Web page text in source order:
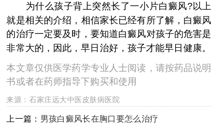
为什么孩子背上突然长了一小片白癜风?以上
就是相关的介绍，相信家长已经有所了解，白癜风
的治疗一定要及时，要知道白癜风对孩子的危害是
非常大的，因此，早日治好，孩子才能早日健康。
本文章仅供医学药学专业人士阅读，请按药品说明
书或者在药师指导下购买和使用
来源：石家庄远大中医皮肤病医院
上一篇： 男孩白癜风长在胸口要怎么治疗